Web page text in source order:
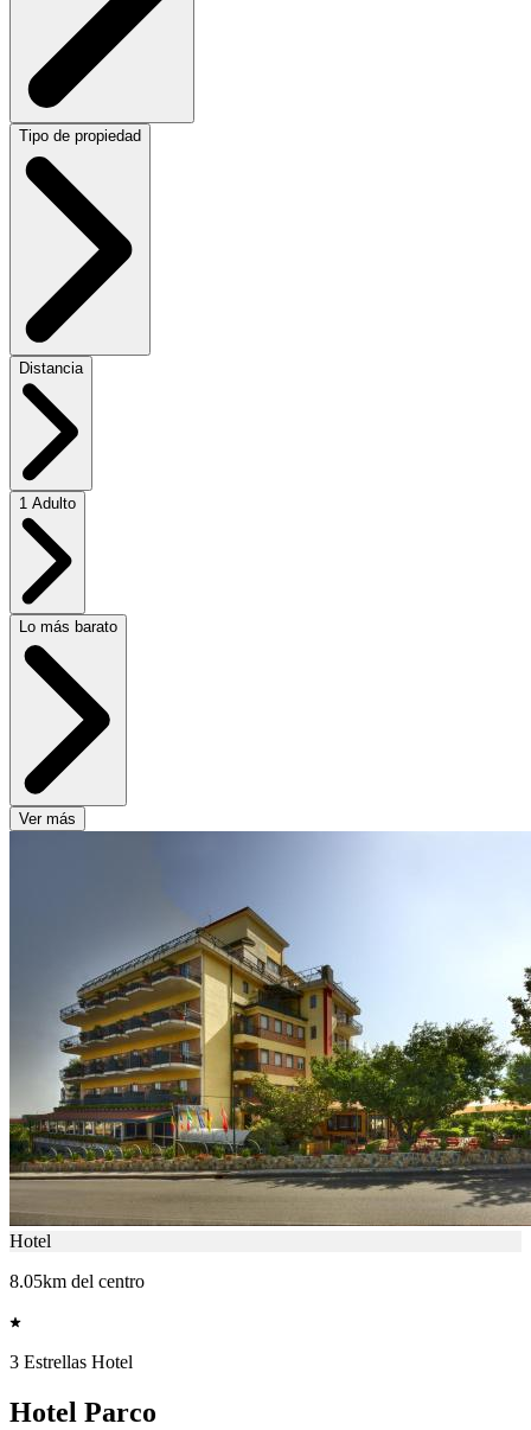
Tipo de propiedad
Distancia
1 Adulto
Lo más barato
Ver más
Hotel
8.05km del centro
3 Estrellas Hotel
Hotel Parco